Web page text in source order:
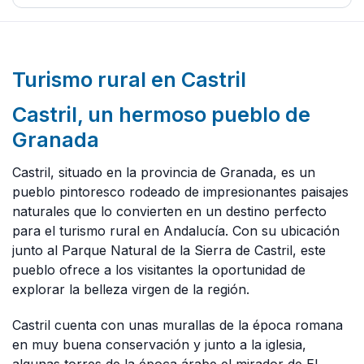
Turismo rural en Castril
Castril, un hermoso pueblo de
Granada
Castril, situado en la provincia de Granada, es un
pueblo pintoresco rodeado de impresionantes paisajes
naturales que lo convierten en un destino perfecto
para el turismo rural en Andalucía. Con su ubicación
junto al Parque Natural de la Sierra de Castril, este
pueblo ofrece a los visitantes la oportunidad de
explorar la belleza virgen de la región.
Castril cuenta con unas murallas de la época romana
en muy buena conservación y junto a la iglesia,